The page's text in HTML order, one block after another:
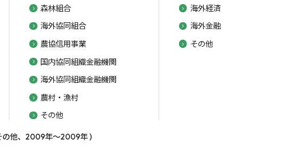
森林組合
海外協同組合
農協信用事業
国内協同組織金融機関
海外協同組織金融機関
農村・漁村
その他
海外経済
海外金融
その他
の他、2009年～2009年 )